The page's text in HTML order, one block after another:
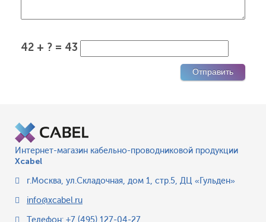
42 + ? = 43
Интернет-магазин кабельно-проводниковой продукции
Xcabel
г.Москва, ул.Складочная, дом 1, стр.5, ДЦ «Гульден»
info@xcabel.ru
Телефон: +7 (495) 127-04-27